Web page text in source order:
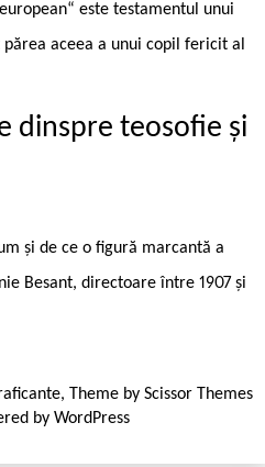
este testamentul unui
aceea a unui copil fericit al
dinspre teosofie și
și de ce o figură marcantă a
Besant, directoare între 1907 și
, Theme by Scissor Themes
by WordPress